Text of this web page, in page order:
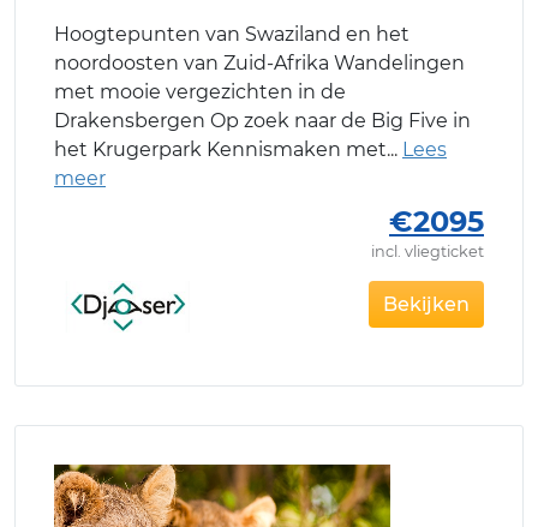
Hoogtepunten van Swaziland en het
noordoosten van Zuid-Afrika Wandelingen
met mooie vergezichten in de
Drakensbergen Op zoek naar de Big Five in
het Krugerpark Kennismaken met
€2095
incl. vliegticket
Bekijken